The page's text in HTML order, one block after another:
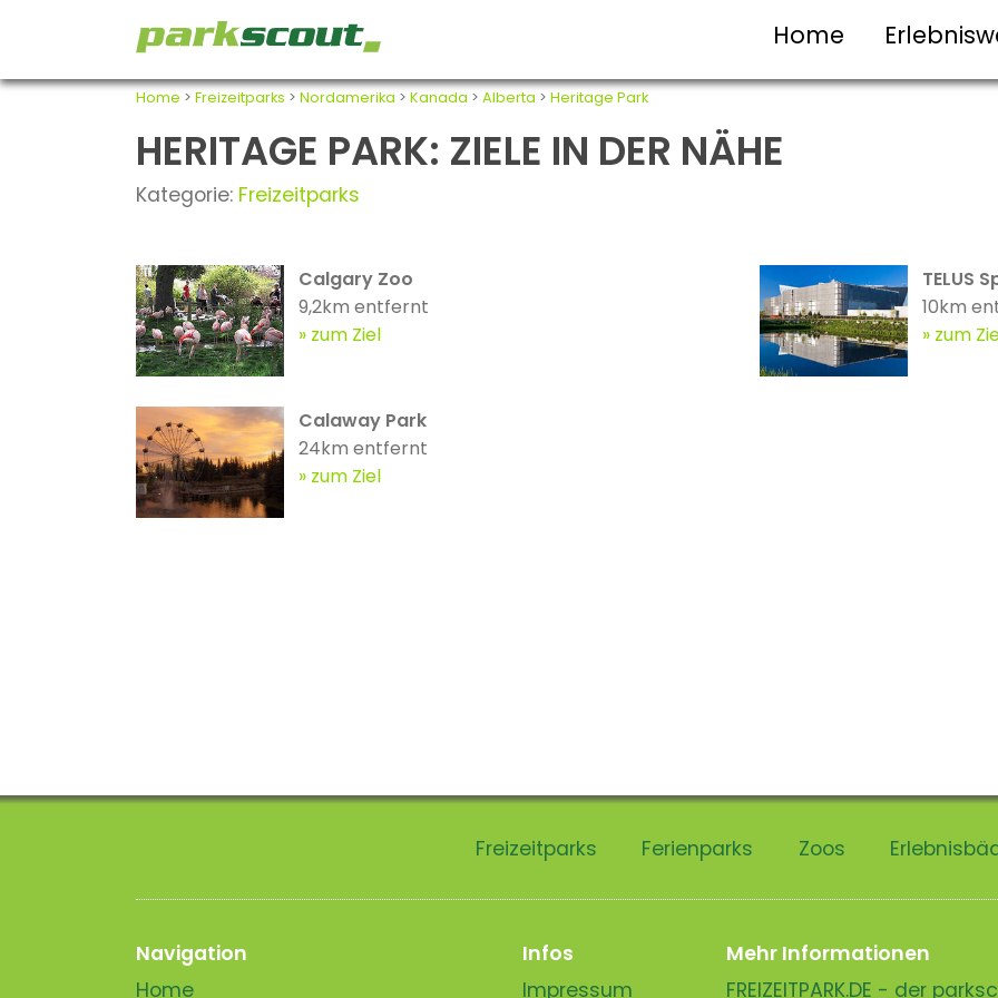
Home
Home > Freizeitparks > Nordamerika > Kanada > Alberta > Heritage Park
HERITAGE PARK: ZIELE IN DER NÄHE
Kategorie: Freizeitparks
Calgary Zoo
9,2km entfernt
zum Ziel
TELUS
10km
zum
Calaway Park
24km entfernt
zum Ziel
Freizeitparks Ferienparks Zoos
Navigation
Home
Infos
Impressum
Mehr Informationen
FREIZEITPARK.DE - der